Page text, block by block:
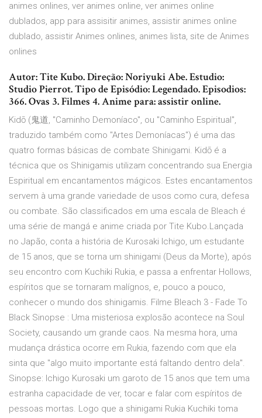
animes onlines, ver animes online, ver animes online
dublados, app para assisitir animes, assistir animes online
dublado, assistir Animes onlines, animes lista, site de Animes
onlines
Autor: Tite Kubo. Direção: Noriyuki Abe. Estudio:
Studio Pierrot. Tipo de Episódio: Legendado. Episodios:
366. Ovas 3. Filmes 4. Anime para: assistir online.
Kidō (鬼道, "Caminho Demoníaco", ou "Caminho Espiritual",
traduzido também como "Artes Demoníacas") é uma das
quatro formas básicas de combate Shinigami. Kidō é a
técnica que os Shinigamis utilizam concentrando sua Energia
Espiritual em encantamentos mágicos. Estes encantamentos
servem à uma grande variedade de usos como cura, defesa
ou combate. São classificados em uma escala de Bleach é
uma série de mangá e anime criada por Tite Kubo.Lançada
no Japão, conta a história de Kurosaki Ichigo, um estudante
de 15 anos, que se torna um shinigami (Deus da Morte), após
seu encontro com Kuchiki Rukia, e passa a enfrentar Hollows,
espíritos que se tornaram malígnos, e, pouco a pouco,
conhecer o mundo dos shinigamis. Filme Bleach 3 - Fade To
Black Sinopse : Uma misteriosa explosão acontece na Soul
Society, causando um grande caos. Na mesma hora, uma
mudança drástica ocorre em Rukia, fazendo com que ela
sinta que ''algo muito importante está faltando dentro dela''.
Sinopse: Ichigo Kurosaki um garoto de 15 anos que tem uma
estranha capacidade de ver, tocar e falar com espíritos de
pessoas mortas. Logo que a shinigami Rukia Kuchiki toma